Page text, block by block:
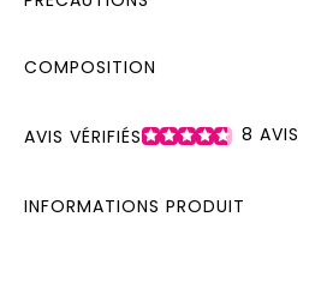
COMPOSITION
AVIS VÉRIFIÉS 8 AVIS
INFORMATIONS PRODUIT